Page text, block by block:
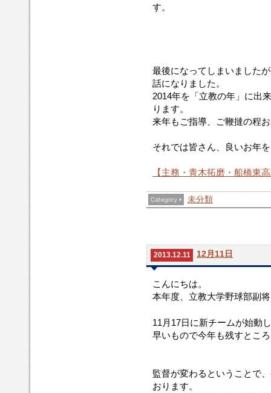
す。
最後になってしまいました
話になりました。
2014年を「立教の年」に出
ります。
来年もご指導、ご鞭撻の程
それでは皆さん、良いお年
【主務・青木拓磨・船橋東
未分類
2013.12.11 12月11日
こんにちは。
本年度、立教大学野球部副
11月17日に新チームが始動
早いもので今年も残すとこ
監督が変わるということで
おります。